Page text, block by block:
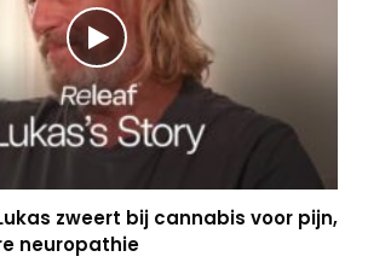
zweert bij cannabis voor pijn,
neuropathie